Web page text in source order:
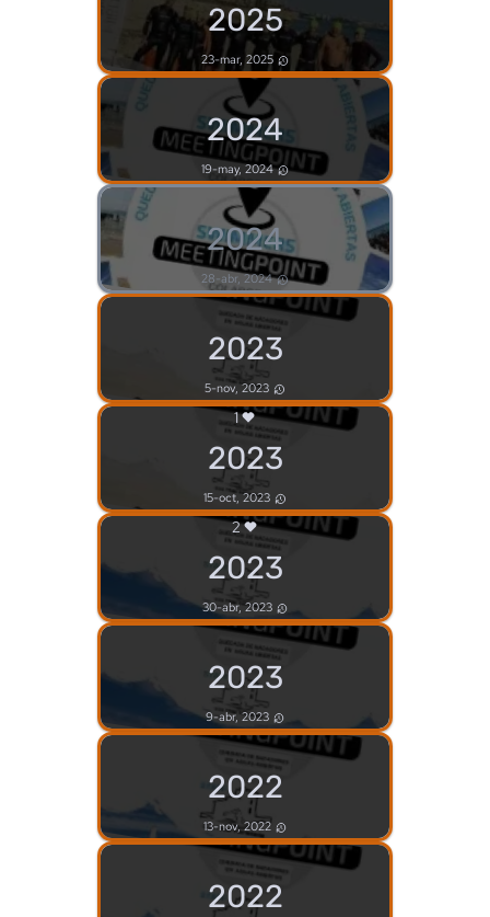
2025
23-mar, 2025
2024
19-may, 2024
2024
28-abr, 2024
2023
5-nov, 2023
1
2023
15-oct, 2023
2
2023
30-abr, 2023
2023
9-abr, 2023
2022
13-nov, 2022
2022